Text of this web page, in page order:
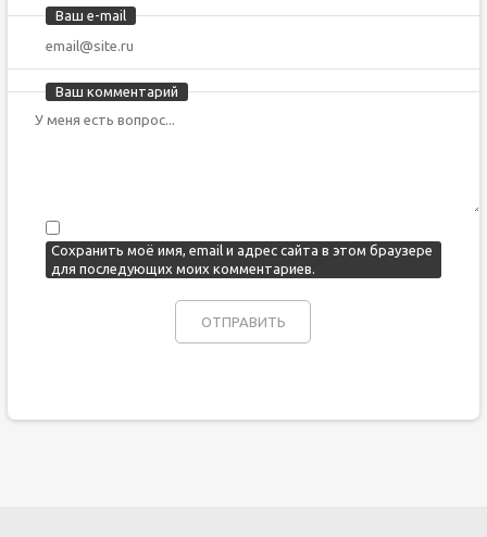
Ваш e-mail
Ваш комментарий
Сохранить моё имя, email и адрес сайта в этом браузере
для последующих моих комментариев.